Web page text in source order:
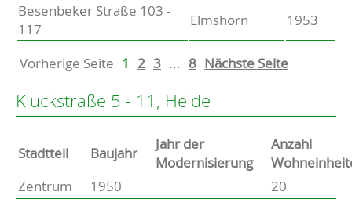
Besenbeker Straße 103 -
117
Elmshorn 1953
Vorherige Seite 1 2 3 ... 8 Nächste Seite
Kluckstraße 5 - 11, Heide
Stammdaten
Basisdaten zur Immobilie
Stadtteil Baujahr
Jahr der
Modernisierung
Anzahl
Zentrum
1950 20